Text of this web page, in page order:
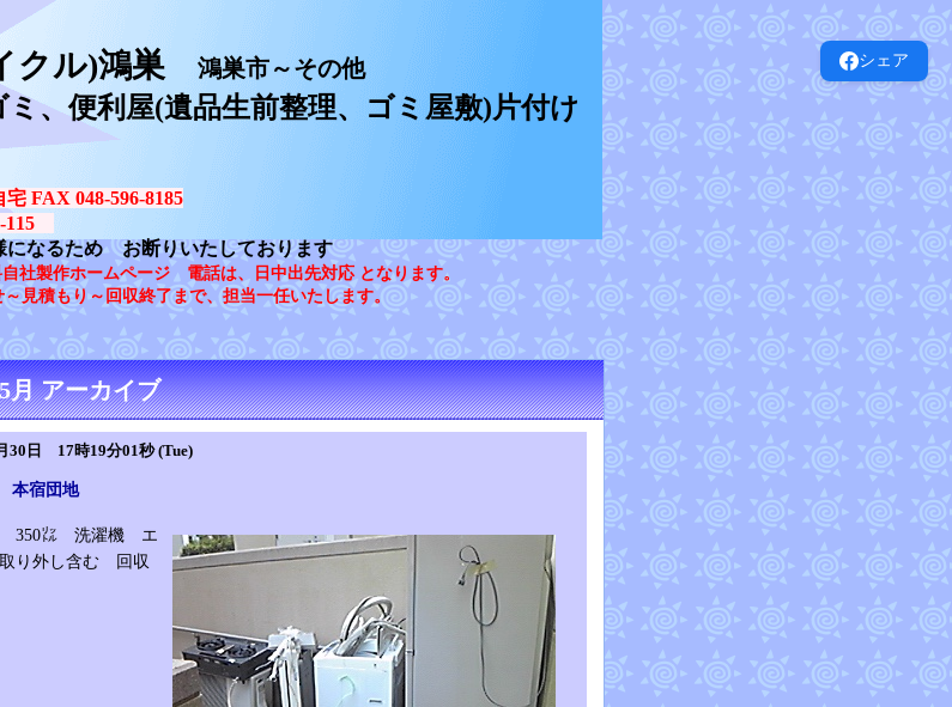
シェア
クル)鴻巣 鴻巣市～その他
、便利屋(遺品生前整理、ゴミ屋敷)片付け
FAX 048-596-8185
になるため お断りいたしております
社製作ホームページ 電話は、日中出先対応 となります。
見積もり～回収終了まで、担当一任いたします。
月 アーカイブ
30日 17時19分01秒 (Tue)
本宿団地
350㍑ 洗濯機 エ
り外し含む 回収